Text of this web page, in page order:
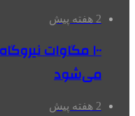
2 هفته پیش
۱۰۰ مگاوات
می‌شود
2 هفته پیش